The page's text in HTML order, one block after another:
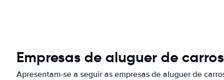
Empresas de aluguer de
Apresentam-se a seguir as empresas de aluguer de